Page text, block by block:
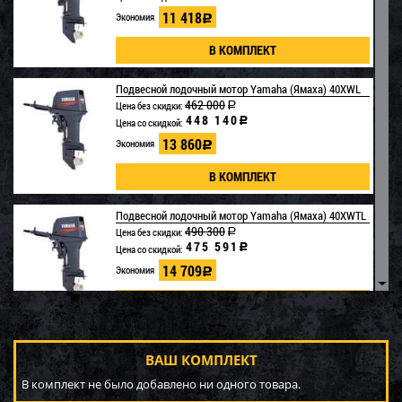
Загружается...
Загружается...
Загружается...
Загружается...
Экономия
11 418c
Подвесной лодочный мотор Yamaha (Ямаха) 40XWL
Цена без скидки: 462 000 a
Цена со скидкой: 448 140 c
Экономия
13 860c
Подвесной лодочный мотор Yamaha (Ямаха) 40XWTL
Цена без скидки: 490 300 a
Цена со скидкой: 475 591 c
Экономия
14 709c
Подвесной лодочный мотор Yamaha (Ямаха) 85AETL
Цена без скидки:714 100 a
692 677 c
21 423
▼
ВАШ КОМПЛЕКТ
В комплект не было добавлено ни одного товара.